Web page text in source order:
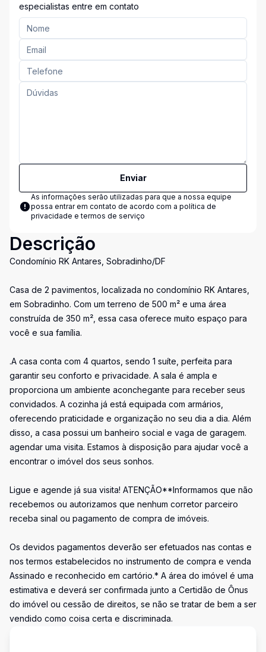
especialistas entre em contato
Enviar
As informações serão utilizadas para que a nossa equipe
possa entrar em contato de acordo com a política de
privacidade e termos de serviço
Descrição
Condomínio RK Antares, Sobradinho/DF
Casa de 2 pavimentos, localizada no condomínio RK Antares,
em Sobradinho. Com um terreno de 500 m² e uma área
construída de 350 m², essa casa oferece muito espaço para
você e sua família.
.A casa conta com 4 quartos, sendo 1 suíte, perfeita para
garantir seu conforto e privacidade. A sala é ampla e
proporciona um ambiente aconchegante para receber seus
convidados. A cozinha já está equipada com armários,
oferecendo praticidade e organização no seu dia a dia. Além
disso, a casa possui um banheiro social e vaga de garagem.
agendar uma visita. Estamos à disposição para ajudar você a
encontrar o imóvel dos seus sonhos.
Ligue e agende já sua visita! ATENÇÃO**Informamos que não
recebemos ou autorizamos que nenhum corretor parceiro
receba sinal ou pagamento de compra de imóveis.
Os devidos pagamentos deverão ser efetuados nas contas e
nos termos estabelecidos no instrumento de compra e venda
Assinado e reconhecido em cartório.* A área do imóvel é uma
estimativa e deverá ser confirmada junto a Certidão de Ônus
do imóvel ou cessão de direitos, se não se tratar de bem a ser
vendido como coisa certa e discriminada.